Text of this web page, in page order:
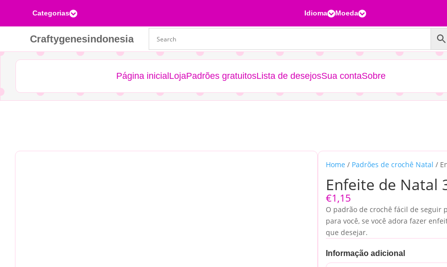
Categorias IdiomaMoeda
Craftygenesindonesia
Página inicial LojaPadrões gratuitosLista de desejosSua contaSobre
Home / Padrões de crochê Natal /
Enfeite de Natal
€1,15
O padrão de crochê fácil de seguir
para você, se você adora fazer
que desejar.
Informação adicional